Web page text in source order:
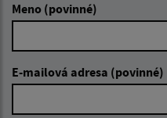
Meno (povinné)
E-mailová adresa (povinné)